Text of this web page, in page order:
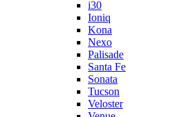
i30
Ioniq
Kona
Nexo
Palisade
Santa Fe
Sonata
Tucson
Veloster